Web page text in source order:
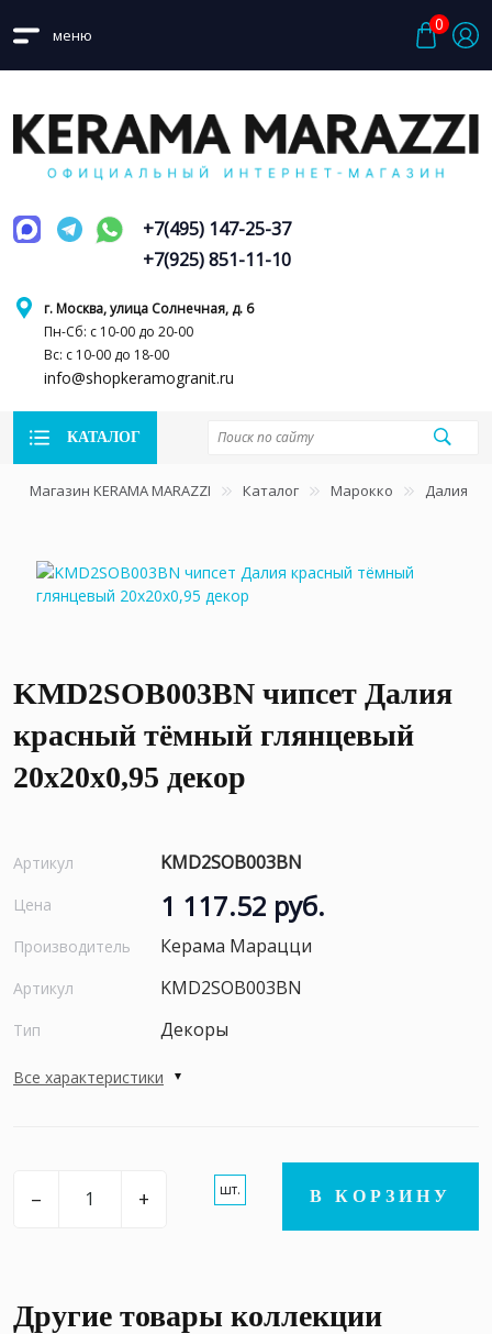
меню
0
г. Москва, улица Солнечная, д. 6
Пн-Сб: с 10-00 до 20-00
Вс: с 10-00 до 18-00
info@shopkeramogranit.ru
+7(495) 147-25-37
+7(925) 851-11-10
КАТАЛОГ
Магазин KERAMA MARAZZI Каталог Марокко Далия
KMD2SOB003BN чипсет Далия
красный тёмный глянцевый
20x20x0,95 декор
Артикул KMD2SOB003BN
Цена 1 117.52 руб.
Производитель Керама Марацци
Артикул KMD2SOB003BN
Тип Декоры
Все характеристики
– + шт. В КОРЗИНУ
Другие товары коллекции